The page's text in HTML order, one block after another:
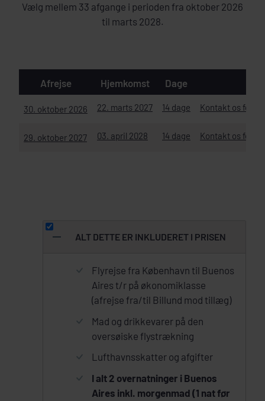
Vælg mellem 33 afgange i perioden fra oktober 2026
til marts 2028.
Afrejse Hjemkomst Dage
30. oktober 2026 22. marts 2027 14 dage Kontakt os for
29. oktober 2027 03. april 2028 14 dage Kontakt os for
ALT DETTE ER INKLUDERET I PRISEN
Flyrejse fra København til Buenos
Aires t/r på økonomiklasse
(afrejse fra/til Billund mod tillæg)
Mad og drikkevarer på den
oversøiske flystrækning
Lufthavnsskatter og afgifter
I alt 2 overnatninger i Buenos
Aires inkl. morgenmad (1 nat før